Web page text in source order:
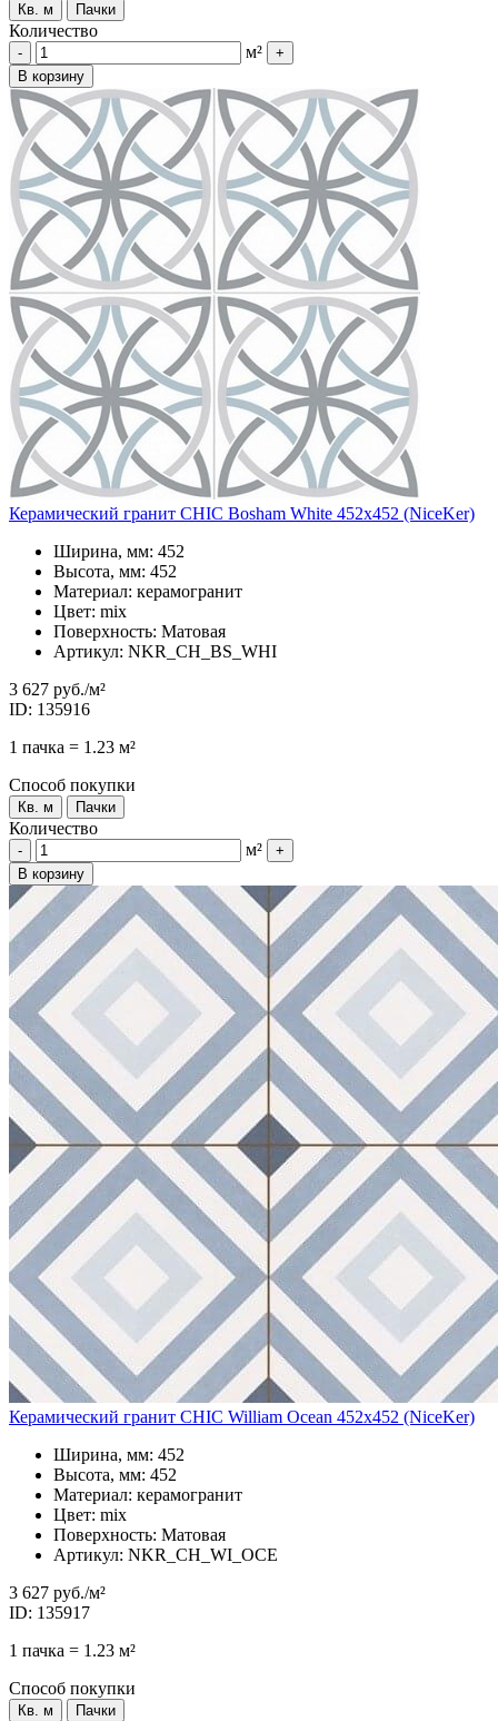
Кв. м Пачки
Количество
- м²
+
В корзину
Керамический гранит CHIC Bosham White 452x452 (NiceKer)
Ширина, мм: 452
Высота, мм: 452
Материал: керамогранит
Цвет: mix
Поверхность: Матовая
Артикул: NKR_CH_BS_WHI
3 627 руб./м²
ID: 135916
1 пачка = 1.23 м²
Способ покупки
Кв. м Пачки
Количество
- м²
+
В корзину
Керамический гранит CHIC William Ocean 452x452 (NiceKer)
Ширина, мм: 452
Высота, мм: 452
Материал: керамогранит
Цвет: mix
Поверхность: Матовая
Артикул: NKR_CH_WI_OCE
3 627 руб./м²
ID: 135917
1 пачка = 1.23 м²
Способ покупки
Кв. м Пачки